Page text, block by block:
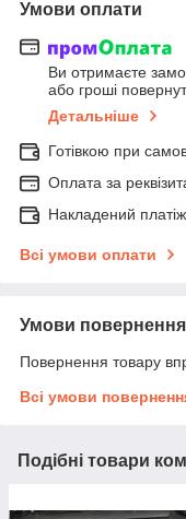
Умови оплати
Ви отримаєте
або гроші
Детальніше
Готівкою при
Оплата за
Накладений
Всі умови оплати
Умови повернення
Повернення товару
Всі умови
Подібні товари